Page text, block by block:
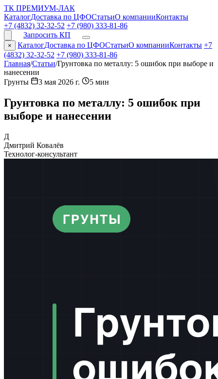
ТК ПРЕМИУМ-ЛАК
КаталогДоставка по ЦФОСтатьиО компанииКонтакты
+7 (4832) 32-32-52 +7 (980) 333-81-86
Запросить КП
× КаталогДоставка по ЦФОСтатьиО компанииКонтакты +7
(4832) 32-32-52 +7 (980) 333-81-86
Главная/Статьи/Грунтовка по металлу: 5 ошибок при выборе и
нанесении
Грунты
3 мая 2026 г. 5 мин
Грунтовка по металлу: 5 ошибок при
выборе и нанесении
Д
Дмитрий Ковалёв
Технолог-консультант